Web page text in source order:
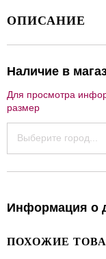
ОПИСАНИЕ
Наличие в
Для просмотра
размер
Выберите город...
Информация о
ПОХОЖИЕ